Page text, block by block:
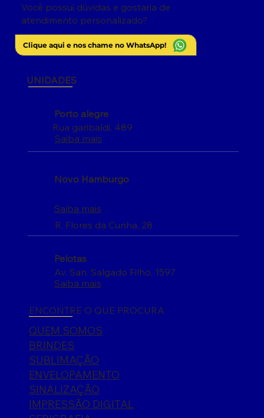
Você possui dúvidas e gostaria de
atendimento personalizado?
Clique aqui e nos chame no WhatsApp!
UNIDADES
Porto alegre
Saiba mais
Rua garibaldi, 489
Novo Hamburgo
R. Flores da Cunha, 28
Saiba mais
Pelotas
Av. San. Salgado Filho, 1597
Saiba mais
ENCONTRE O QUE PROCURA
QUEM SOMOS
BRINDES
SUBLIMAÇÃO
ENVELOPAMENTO
SINALIZAÇÃO
IMPRESSÃO DIGITAL